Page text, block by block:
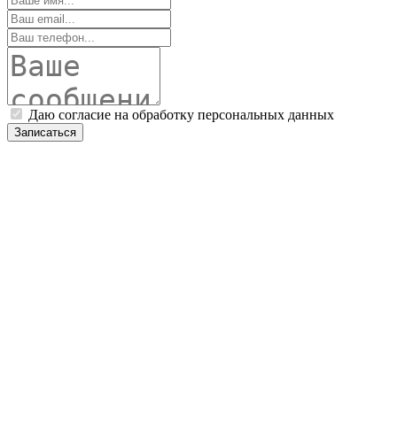
Даю согласие на обработку персональных данных
Записаться